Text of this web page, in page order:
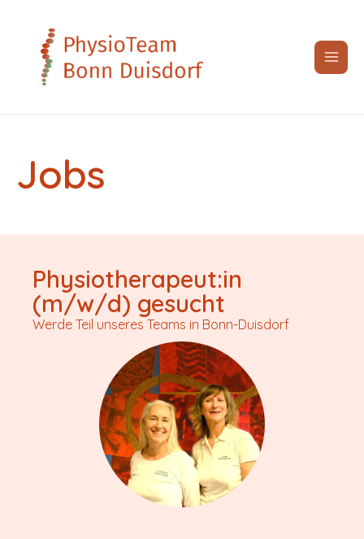
springen
Jobs
Physiotherapeut:in
(m/w/d) gesucht
Werde Teil unseres Teams in Bonn-Duisdorf